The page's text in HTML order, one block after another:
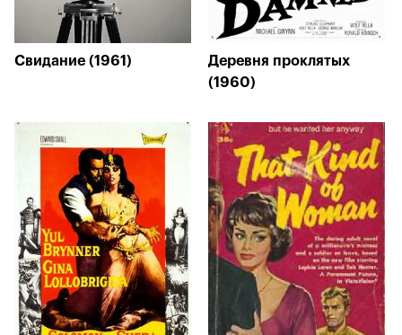
Свидание (1961)
Деревня проклятых
(1960)